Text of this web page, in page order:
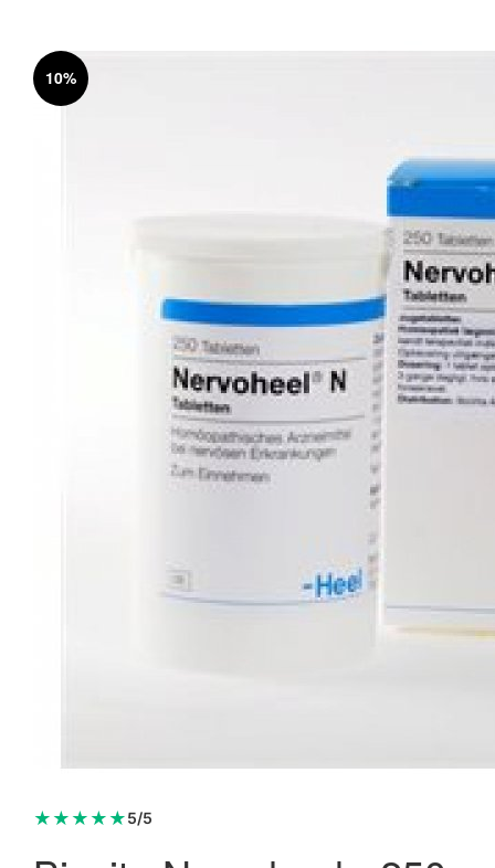
Varen er nu i kurven ✔
Vi anbefaler dig disse
DFI D3-Vitamin 35 mcg 120 kap.
116,95 kr.
10%
★ ★ ★ ★ ★5/5